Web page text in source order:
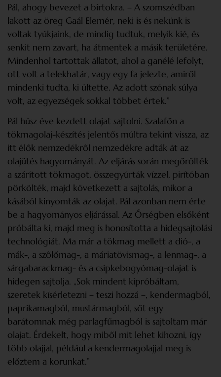
Pál, ahogy bevezet a birtokra. – A szomszédban
lakott az öreg Gaál Elemér, neki is és nekünk is
voltak tyúkjaink, de mindig tudtuk, melyik kié, és
senkit nem zavart, ha átmentek a másik területére.
Mindenhol tartottak állatot, ahol a ganélé lefolyt,
ott volt a telekhatár, vagy egy fa jelezte, amiről
mindenki tudta, ki ültette. Az adott szónak súlya
volt, az egyezségek sokkal többet értek.”
Pál húsz éve kezdett olajat sajtolni. Szalafőn a
tökmagolaj-készítés jelentős múltra tekint vissza, az
itt élők nemzedékről nemzedékre adták át az
olajütés hagyományát. Az eljárás során megőrölték
a szárított tökmagot, összegyúrták vízzel, pirítóban
pörkölték, majd következett a sajtolás, mikor a
kásából kinyomták az olajat. Pál azonban nem érte
be a hagyományos eljárással. Az Őrségben elsőként
próbálta ki, majd meg is honosította a hidegsajtolási
technológiát. Ma már a tökmag mellett a dió-, a
mák-, a szőlőmag-, a máriatövismag-, a lenmag-, a
sárgabarackmag- és a csipkebogyómag-olajat is
hidegen sajtolja. „Sok mindent kipróbáltam,
szeretek kísérletezni – teszi hozzá –, kendermagból,
paprikamagból, mustármagból, sőt egy
barátomnak még parlagfűmagból is sajtoltam már
olajat. Érdekelt, hogy miből mit lehet kihozni, így
több olajjal, például a kendermagolajjal meg is
előztem a korunkat.”